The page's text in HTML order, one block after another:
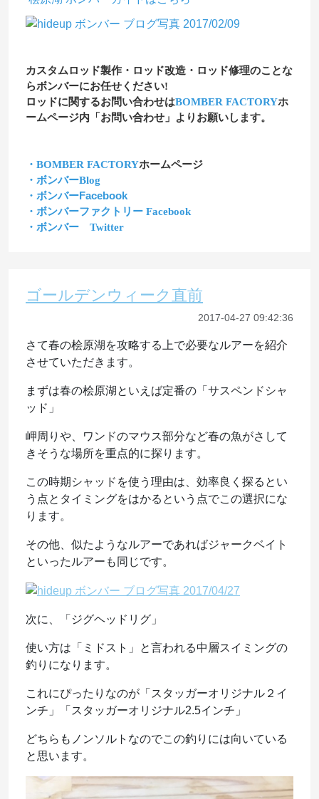
カスタムロッド製作・ロッド改造・ロッド修理のことな
らボンバーにお任せください!
ロッドに関するお問い合わせはBOMBER FACTORYホ
ームページ内「お問い合わせ」よりお願いします。
・BOMBER FACTORYホームページ
・ボンバーBlog
・ボンバーFacebook
・ボンバーファクトリー Facebook
・ボンバー Twitter
ゴールデンウィーク直前
2017-04-27 09:42:36
さて春の桧原湖を攻略する上で必要なルアーを紹介
させていただきます。
まずは春の桧原湖といえば定番の「サスペンドシャ
ッド」
岬周りや、ワンドのマウス部分など春の魚がさして
きそうな場所を重点的に探ります。
この時期シャッドを使う理由は、効率良く探るとい
う点とタイミングをはかるという点でこの選択にな
ります。
その他、似たようなルアーであればジャークベイト
といったルアーも同じです。
次に、「ジグヘッドリグ」
使い方は「ミドスト」と言われる中層スイミングの
釣りになります。
これにぴったりなのが「スタッガーオリジナル２イ
ンチ」「スタッガーオリジナル2.5インチ」
どちらもノンソルトなのでこの釣りには向いている
と思います。